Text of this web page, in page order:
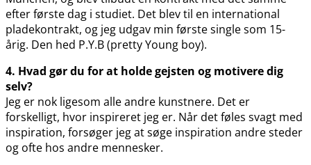
efter første dag i studiet. Det blev til en international
pladekontrakt, og jeg udgav min første single som 15-
årig. Den hed P.Y.B (pretty Young boy).
4. Hvad gør du for at holde gejsten og motivere dig
selv?
Jeg er nok ligesom alle andre kunstnere. Det er
forskelligt, hvor inspireret jeg er. Når det føles svagt med
inspiration, forsøger jeg at søge inspiration andre steder
og ofte hos andre mennesker.